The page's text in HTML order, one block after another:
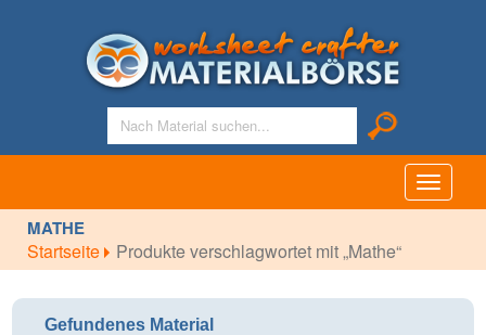
Toggle
MATHE
Startseite Produkte verschlagwortet mit „Mathe“
Gefundenes Material